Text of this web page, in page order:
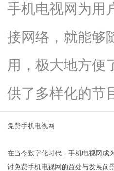
手机电视网为用
接网络，就能够
用，极大地方便
供了多样化的节
免费手机电视网
在当今数字化时代，手机电视网成
讨免费手机电视网的益处与发展前景